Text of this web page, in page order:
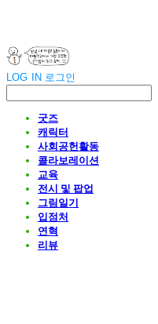
LOG IN 로그인
굿즈
캐릭터
사회공헌활동
콜라보레이션
교육
전시 및 팝업
그림일기
입점처
연혁
리뷰